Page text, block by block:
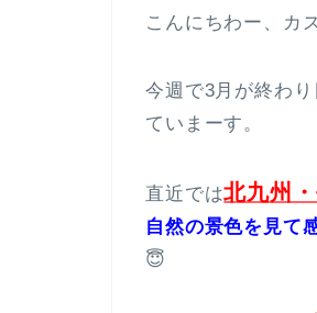
こんにちわー、カ
今週で3月が終わ
ていまーす。
直近では北九州
自然の景色を見て
😇